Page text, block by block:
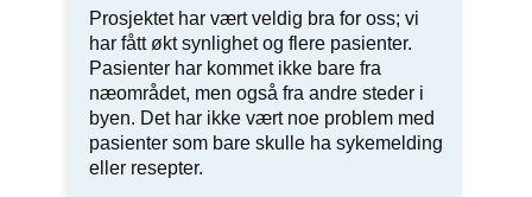
Prosjektet har vært veldig bra for oss; vi
har fått økt synlighet og flere pasienter.
Pasienter har kommet ikke bare fra
næområdet, men også fra andre steder i
byen. Det har ikke vært noe problem med
pasienter som bare skulle ha sykemelding
eller resepter.